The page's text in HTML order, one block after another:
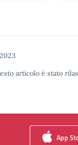
articolo è stato
App